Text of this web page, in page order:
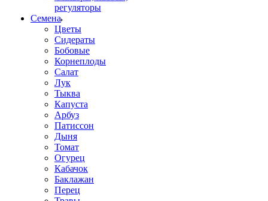
регуляторы
Семена
Цветы
Сидераты
Бобовые
Корнеплоды
Салат
Лук
Тыква
Капуста
Арбуз
Патиссон
Дыня
Томат
Огурец
Кабачок
Баклажан
Перец